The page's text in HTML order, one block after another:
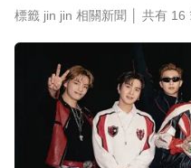
48歲男星直播突亮
破門 家屬發聲曝現
標籤 jin jin 相關新聞 │ 共有 16